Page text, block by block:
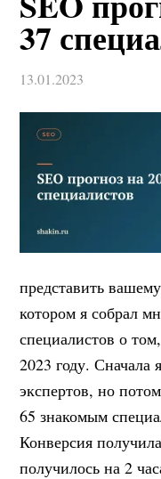
37
13.01.2023
представить
котором я собрал
специалистов о
2023 году. Сначала
экспертов, но
65 знакомым
Конверсия
получилось на 2